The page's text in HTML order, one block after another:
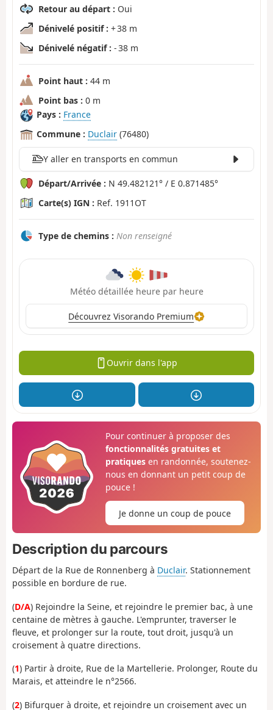
Retour au départ : Oui
Dénivelé positif : + 38 m
Dénivelé négatif : - 38 m
Point haut : 44 m
Point bas : 0 m
Pays : France
Commune : Duclair (76480)
Y aller en transports en commun
Départ/Arrivée : N 49.482121° / E 0.871485°
Carte(s) IGN : Ref. 1911OT
Type de chemins : Non renseigné
Météo détaillée heure par heure
Découvrez Visorando Premium
Ouvrir dans l'app
Pour continuer à proposer des
fonctionnalités gratuites et
pratiquesen randonnée, soutenez-
nous en donnant un petit coup de
pouce !
Je donne un coup de pouce
Description du parcours
Départ de la Rue de Ronnenberg à Duclair. Stationnement
possible en bordure de rue.
(D/A) Rejoindre la Seine, et rejoindre le premier bac, à une
centaine de mètres à gauche. L'emprunter, traverser le
fleuve, et prolonger sur la route, tout droit, jusqu'à un
croisement à quatre directions.
(1) Partir à droite, Rue de la Martellerie. Prolonger, Route du
Marais, et atteindre le n°2566.
(2) Bifurquer à droite, et rejoindre un croisement avec un